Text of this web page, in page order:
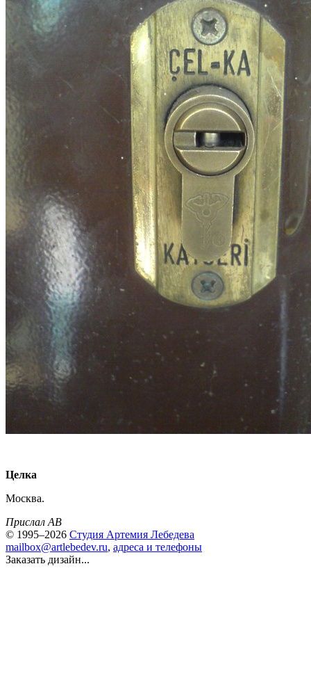
Целка
Москва.
Прислал AB
© 1995–2026 Студия Артемия Лебедева
mailbox@artlebedev.ru, адреса и телефоны
Заказать дизайн...